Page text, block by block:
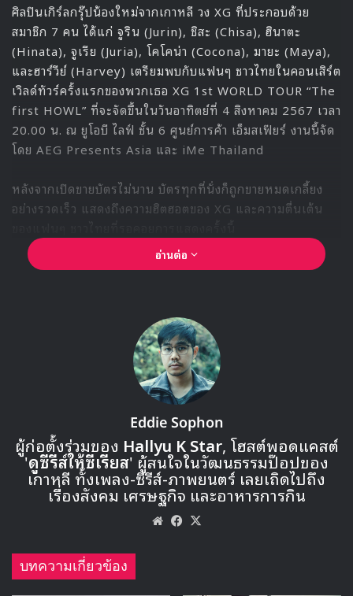
ศิลปินเกิร์ลกรุ๊ปน้องใหม่จากเกาหลี วง XG ที่ประกอบด้วย
สมาชิก 7 คน ได้แก่ จูริน (Jurin), ชิสะ (Chisa), ฮินาตะ
(Hinata), จูเรีย (Juria), โคโคน่า (Cocona), มายะ (Maya),
และฮาร์วีย์ (Harvey) เตรียมพบกับแฟนๆ ชาวไทยในคอนเสิร์ต
เวิลด์ทัวร์ครั้งแรกของพวกเธอ XG 1st WORLD TOUR “The
first HOWL” ที่จะจัดขึ้นในวันอาทิตย์ที่ 4 สิงหาคม 2567 เวลา
20.00 น. ณ ยูโอบี ไลฟ์ ชั้น 6 ศูนย์การค้า เอ็มสเฟียร์ งานนี้จัด
โดย AEG Presents Asia และ iMe Thailand
หลังจากเปิดขายบัตรไม่นาน บัตรทุกที่นั่งก็ถูกขายหมดเกลี้ยง
อย่างรวดเร็ว แสดงถึงความฮิตฮอตของ XG และความตื่นเต้น
🎙GYUBIN ปลื้มเมืองไทยขนาดไหน? ถึงกลับมาถ่าย
MV เพลงใหม่ LIKE U 100 ที่กรุงเทพ
▶ คลิกดูสัมภาษณ์พิเศษ
ALPHAZ แฟนๆ ชาวไทยเตรียมพร้อมต้อนรับ 7 สาว XG อย่าง
อ่านต่อ
Eddie Sophon
ผู้ก่อตั้งร่วมของ Hallyu K Star, โฮสต์พอดแคสต์
'ดูซีรีส์ให้ซีเรียส' ผู้สนใจในวัฒนธรรมป๊อปของ
เกาหลี ทั้งเพลง-ซีรีส์-ภาพยนตร์ เลยเถิดไปถึง
เรื่องสังคม เศรษฐกิจ และอาหารการกิน
WebsiteFacebook
บทความเกี่ยวข้อง